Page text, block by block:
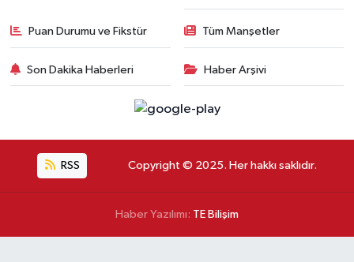
Puan Durumu ve Fikstür Tüm Manşetler
Son Dakika Haberleri Haber Arşivi
RSS Copyright © 2025. Her hakkı saklıdır.
Haber Yazılımı: TE Bilişim